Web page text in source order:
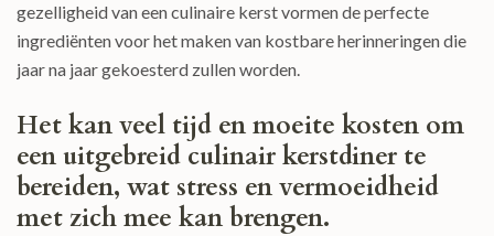
gezelligheid van een culinaire kerst vormen de perfecte
ingrediënten voor het maken van kostbare herinneringen die
jaar na jaar gekoesterd zullen worden.
Het kan veel tijd en moeite kosten om
een uitgebreid culinair kerstdiner te
bereiden, wat stress en vermoeidheid
met zich mee kan brengen.